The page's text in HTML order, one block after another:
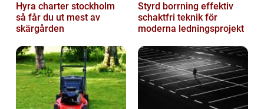
Hyra charter stockholm
så får du ut mest av
skärgården
Styrd borrning effektiv
schaktfri teknik för
moderna ledningsprojekt